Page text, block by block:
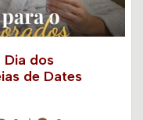
Dia dos
de Dates